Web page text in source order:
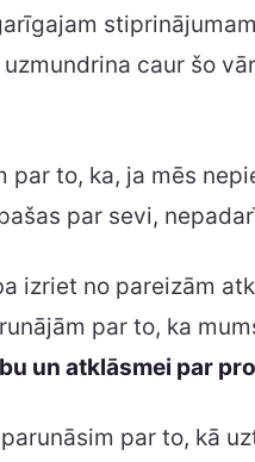
caur šo
par to, ka, ja mēs
par sevi,
izriet no pareizām
par to, ka
un atklāsmei par
par to, kā